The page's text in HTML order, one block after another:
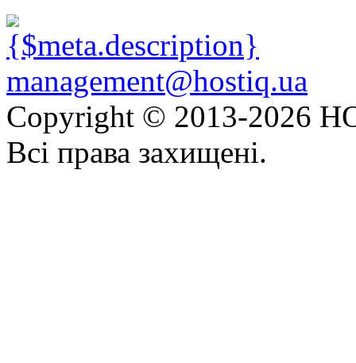
management@hostiq.ua
Copyright © 2013-2026
Всі права захищені.